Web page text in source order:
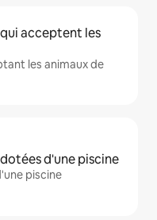
acceptent les
les animaux de
d'une piscine
piscine